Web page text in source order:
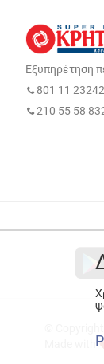
Εξυπηρέτηση
801 11
210 55 58
Made with